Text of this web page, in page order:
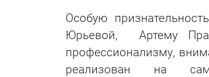
проникновение
Особую
Юрьевой, Артему
профессионализму,
реализован на